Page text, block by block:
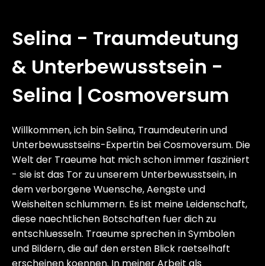
Selina - Traumdeutung
& Unterbewusstsein -
Selina | Cosmoversum
Willkommen, ich bin Selina, Traumdeuterin und
Unterbewusstseins-Expertin bei Cosmoversum. Die
Welt der Traeume hat mich schon immer fasziniert
- sie ist das Tor zu unserem Unterbewusstsein, in
dem verborgene Wuensche, Aengste und
Weisheiten schlummern. Es ist meine Leidenschaft,
diese naechtlichen Botschaften fuer dich zu
entschluesseln. Traeume sprechen in Symbolen
und Bildern, die auf den ersten Blick raetselhaft
erscheinen koennen. In meiner Arbeit als